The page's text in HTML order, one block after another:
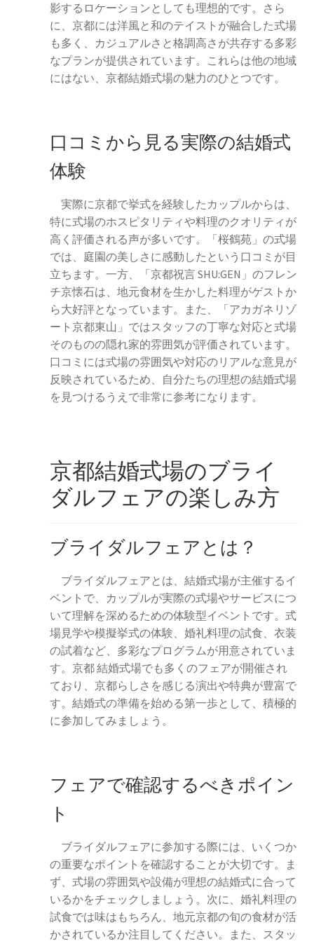
影するロケーションとしても理想的です。さら
に、京都には洋風と和のテイストが融合した式場
も多く、カジュアルさと格調高さが共存する多彩
なプランが提供されています。これらは他の地域
にはない、京都結婚式場の魅力のひとつです。
口コミから見る実際の結婚式
体験
実際に京都で挙式を経験したカップルからは、
特に式場のホスピタリティや料理のクオリティが
高く評価される声が多いです。「桜鶴苑」の式場
では、庭園の美しさに感動したという口コミが目
立ちます。一方、「京都祝言 SHU:GEN」のフレン
チ京懐石は、地元食材を生かした料理がゲストか
ら大好評となっています。また、「アカガネリゾ
ート京都東山」ではスタッフの丁寧な対応と式場
そのものの隠れ家的雰囲気が評価されています。
口コミには式場の雰囲気や対応のリアルな意見が
反映されているため、自分たちの理想の結婚式場
を見つけるうえで非常に参考になります。
京都結婚式場のブライ
ダルフェアの楽しみ方
ブライダルフェアとは？
ブライダルフェアとは、結婚式場が主催するイ
ベントで、カップルが実際の式場やサービスにつ
いて理解を深めるための体験型イベントです。式
場見学や模擬挙式の体験、婚礼料理の試食、衣装
の試着など、多彩なプログラムが用意されていま
す。京都 結婚式場でも多くのフェアが開催され
ており、京都らしさを感じる演出や特典が豊富で
す。結婚式の準備を始める第一歩として、積極的
に参加してみましょう。
フェアで確認するべきポイン
ト
ブライダルフェアに参加する際には、いくつか
の重要なポイントを確認することが大切です。ま
ず、式場の雰囲気や設備が理想の結婚式に合って
いるかをチェックしましょう。次に、婚礼料理の
試食では味はもちろん、地元京都の旬の食材が活
かされているか注目してください。また、スタッ